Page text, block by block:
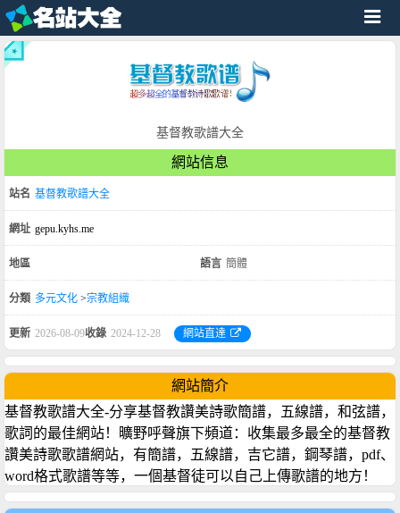
基督教歌譜大全
網站信息
站名 基督教歌譜大全
網址 gepu.kyhs.me
地區 語言 簡體
分類 多元文化 >宗教組織
更新 2026-08-09收錄 2024-12-28 網站直達
網站簡介
基督教歌譜大全-分享基督教讚美詩歌簡譜，五線譜，和弦譜，
歌詞的最佳網站！曠野呼聲旗下頻道：收集最多最全的基督教
讚美詩歌歌譜網站，有簡譜，五線譜，吉它譜，鋼琴譜，pdf、
word格式歌譜等等，一個基督徒可以自己上傳歌譜的地方！